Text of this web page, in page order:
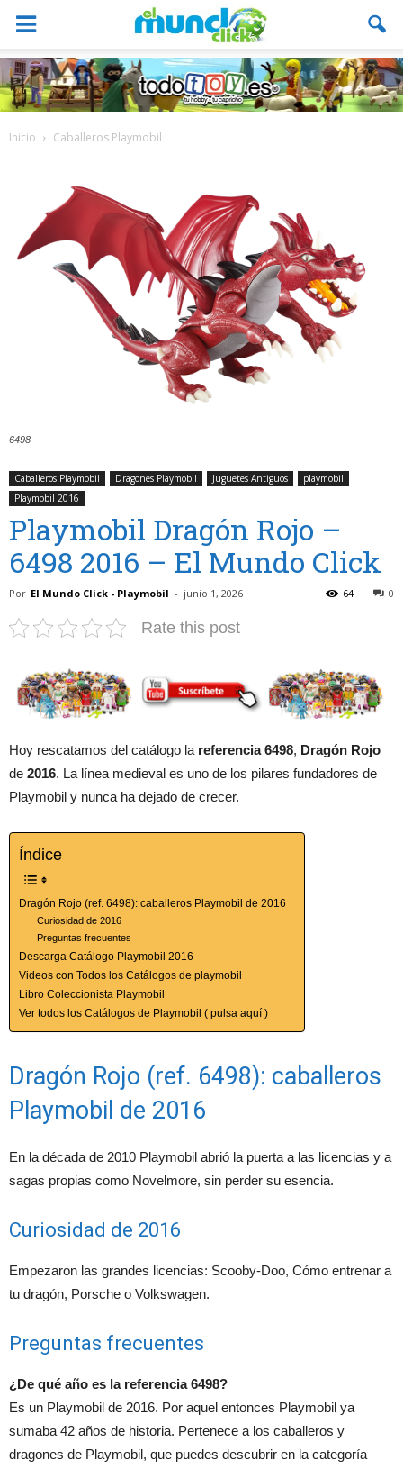
Inicio Caballeros Playmobil
6498
Caballeros Playmobil Dragones Playmobil Juguetes Antiguos
playmobil
Playmobil 2016
Playmobil Dragón Rojo –
6498 2016 – El Mundo Click
Por El Mundo Click - Playmobil - junio 1, 2026 0
64
Rate this post
Hoy rescatamos del catálogo la referencia 6498, Dragón Rojo
de 2016. La línea medieval es uno de los pilares fundadores de
Playmobil y nunca ha dejado de crecer.
Índice
Dragón Rojo (ref. 6498): caballeros Playmobil de 2016
Curiosidad de 2016
Preguntas frecuentes
Descarga Catálogo Playmobil 2016
Videos con Todos los Catálogos de playmobil
Libro Coleccionista Playmobil
Ver todos los Catálogos de Playmobil ( pulsa aquí )
Dragón Rojo (ref. 6498): caballeros
Playmobil de 2016
En la década de 2010 Playmobil abrió la puerta a las licencias y a
sagas propias como Novelmore, sin perder su esencia.
Curiosidad de 2016
Empezaron las grandes licencias: Scooby-Doo, Cómo entrenar a
tu dragón, Porsche o Volkswagen.
Preguntas frecuentes
¿De qué año es la referencia 6498?
Es un Playmobil de 2016. Por aquel entonces Playmobil ya
sumaba 42 años de historia. Pertenece a los caballeros y
dragones de Playmobil, que puedes descubrir en la categoría